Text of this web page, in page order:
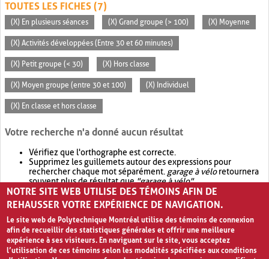
TOUTES LES FICHES (7)
(X) En plusieurs séances (X) Grand groupe (> 100) (X) Moyenne
(X) Activités développées (Entre 30 et 60 minutes)
(X) Petit groupe (< 30) (X) Hors classe
(X) Moyen groupe (entre 30 et 100) (X) Individuel
(X) En classe et hors classe
Votre recherche n'a donné aucun résultat
Vérifiez que l'orthographe est correcte.
Supprimez les guillemets autour des expressions pour
rechercher chaque mot séparément. garage à véloretournera
souvent plus de résultat que"garage à vélo".
Envisagez d'élargir votre recherche avec OR.garage OR vélo
retournera souvent plus de résultat quegarage à vélo
NOTRE SITE WEB UTILISE DES TÉMOINS AFIN DE
REHAUSSER VOTRE EXPÉRIENCE DE NAVIGATION.
Le site web de Polytechnique Montréal utilise des témoins de connexion
afin de recueillir des statistiques générales et offrir une meilleure
expérience à ses visiteurs. En naviguant sur le site, vous acceptez
l’utilisation de ces témoins selon les modalités spécifiées aux conditions